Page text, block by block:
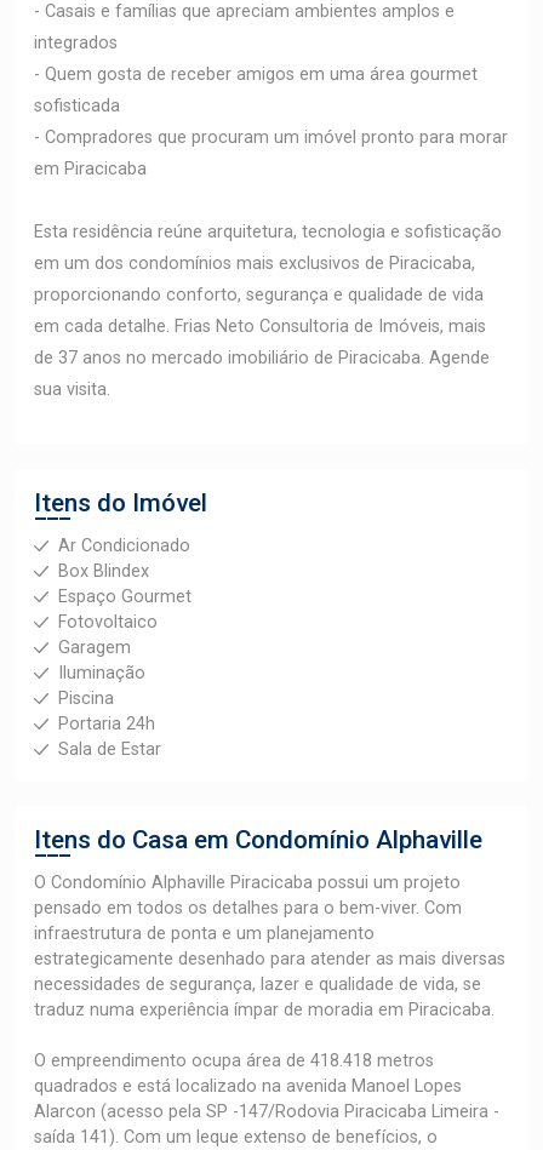
- Casais e famílias que apreciam ambientes amplos e
integrados
- Quem gosta de receber amigos em uma área gourmet
sofisticada
- Compradores que procuram um imóvel pronto para morar
em Piracicaba
Esta residência reúne arquitetura, tecnologia e sofisticação
em um dos condomínios mais exclusivos de Piracicaba,
proporcionando conforto, segurança e qualidade de vida
em cada detalhe. Frias Neto Consultoria de Imóveis, mais
de 37 anos no mercado imobiliário de Piracicaba. Agende
sua visita.
Itens do Imóvel
Ar Condicionado
Box Blindex
Espaço Gourmet
Fotovoltaico
Garagem
Iluminação
Piscina
Portaria 24h
Sala de Estar
Itens do Casa em Condomínio Alphaville
O Condomínio Alphaville Piracicaba possui um projeto
pensado em todos os detalhes para o bem-viver. Com
infraestrutura de ponta e um planejamento
estrategicamente desenhado para atender as mais diversas
necessidades de segurança, lazer e qualidade de vida, se
traduz numa experiência ímpar de moradia em Piracicaba.
O empreendimento ocupa área de 418.418 metros
quadrados e está localizado na avenida Manoel Lopes
Alarcon (acesso pela SP -147/Rodovia Piracicaba Limeira -
saída 141). Com um leque extenso de benefícios, o